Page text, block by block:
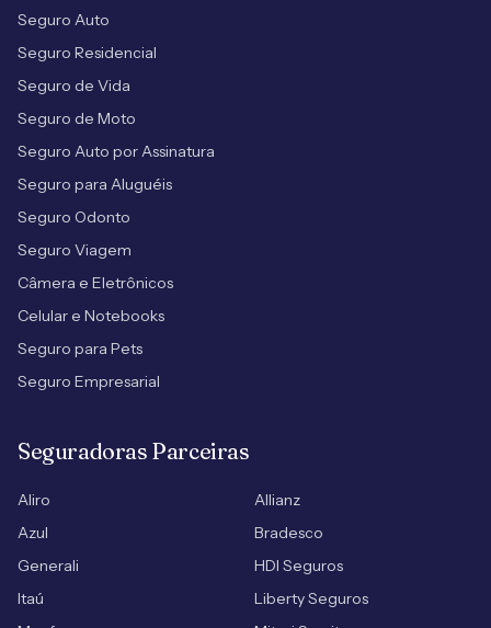
Seguro Auto
Seguro Residencial
Seguro de Vida
Seguro de Moto
Seguro Auto por Assinatura
Seguro para Aluguéis
Seguro Odonto
Seguro Viagem
Câmera e Eletrônicos
Celular e Notebooks
Seguro para Pets
Seguro Empresarial
Seguradoras Parceiras
Aliro
Allianz
Azul
Bradesco
Generali
HDI Seguros
Itaú
Liberty Seguros